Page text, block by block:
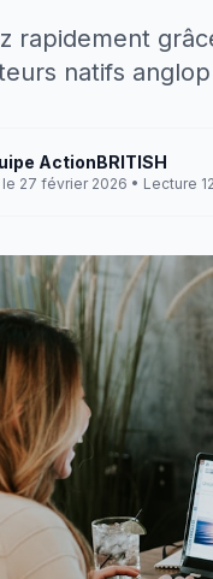
rapidement
natifs
ActionBRITISH
27 février 2026 • Lecture